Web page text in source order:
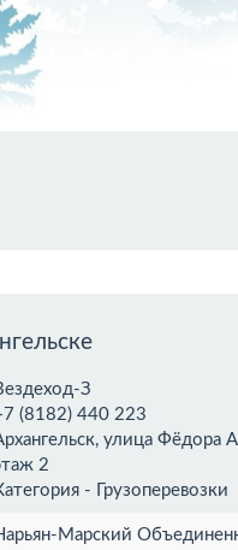
З
(8182) 440 223
улица Фёдора
2
- Грузоперевозки
Марский